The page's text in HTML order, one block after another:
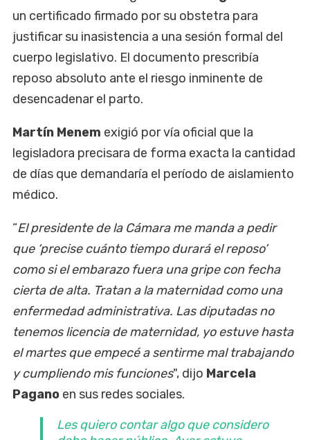
un certificado firmado por su obstetra para
justificar su inasistencia a una sesión formal del
cuerpo legislativo. El documento prescribía
reposo absoluto ante el riesgo inminente de
desencadenar el parto.
Martín Menem exigió por vía oficial que la
legisladora precisara de forma exacta la cantidad
de días que demandaría el período de aislamiento
médico.
“El presidente de la Cámara me manda a pedir
que ‘precise cuánto tiempo durará el reposo’
como si el embarazo fuera una gripe con fecha
cierta de alta. Tratan a la maternidad como una
enfermedad administrativa. Las diputadas no
tenemos licencia de maternidad, yo estuve hasta
el martes que empecé a sentirme mal trabajando
y cumpliendo mis funciones", dijo Marcela
Pagano en sus redes sociales.
Les quiero contar algo que considero